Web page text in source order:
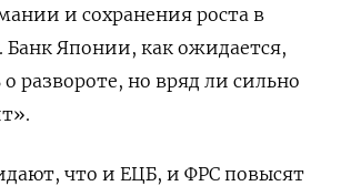
и сохранения роста в
Банк Японии, как ожидается,
о развороте, но вряд ли сильно
что и ЕЦБ, и ФРС повысят